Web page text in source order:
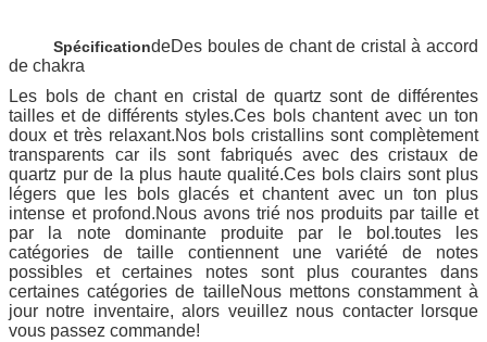
SpécificationdeDes boules de chant de cristal à accord
de chakra
Les bols de chant en cristal de quartz sont de différentes
tailles et de différents styles.Ces bols chantent avec un ton
doux et très relaxant.Nos bols cristallins sont complètement
transparents car ils sont fabriqués avec des cristaux de
quartz pur de la plus haute qualité.Ces bols clairs sont plus
légers que les bols glacés et chantent avec un ton plus
intense et profond.Nous avons trié nos produits par taille et
par la note dominante produite par le bol.toutes les
catégories de taille contiennent une variété de notes
possibles et certaines notes sont plus courantes dans
certaines catégories de tailleNous mettons constamment à
jour notre inventaire, alors veuillez nous contacter lorsque
vous passez commande!